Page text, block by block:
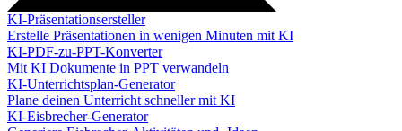
KI-Präsentationsersteller
Erstelle Präsentationen in wenigen Minuten mit KI
KI-PDF-zu-PPT-Konverter
Mit KI Dokumente in PPT verwandeln
KI-Unterrichtsplan-Generator
Plane deinen Unterricht schneller mit KI
KI-Eisbrecher-Generator